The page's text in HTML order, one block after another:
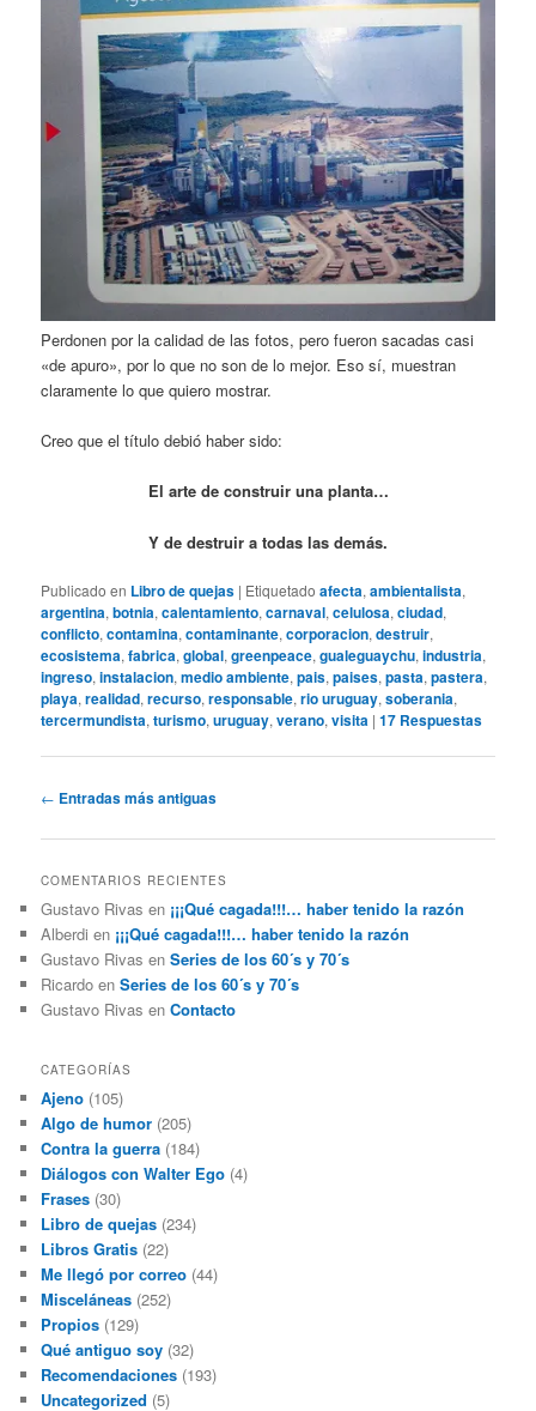
Perdonen por la calidad de las fotos, pero fueron sacadas casi
«de apuro», por lo que no son de lo mejor. Eso sí, muestran
claramente lo que quiero mostrar.
Creo que el título debió haber sido:
El arte de construir una planta…
Y de destruir a todas las demás.
Publicado en Libro de quejas | Etiquetado afecta,ambientalista,
argentina,botnia,calentamiento,carnaval,celulosa,ciudad,
conflicto,contamina,contaminante,corporacion,destruir,
ecosistema,fabrica,global,greenpeace,gualeguaychu,industria,
ingreso,instalacion,medio ambiente,pais,paises,pasta,pastera,
playa,realidad,recurso,responsable,rio uruguay,soberania,
tercermundista,turismo,uruguay,verano,visita |17 Respuestas
Navegación
entradas
← Entradas más antiguas
COMENTARIOS RECIENTES
Gustavo Rivas en ¡¡¡Qué cagada!!!… haber tenido la razón
Alberdi en ¡¡¡Qué cagada!!!… haber tenido la razón
Gustavo Rivas enSeries de los 60´s y 70´s
Ricardo enSeries de los 60´s y 70´s
Gustavo Rivas enContacto
CATEGORÍAS
Ajeno (105)
Algo de humor (205)
Contra la guerra (184)
Diálogos con Walter Ego (4)
Frases (30)
Libro de quejas (234)
Libros Gratis (22)
Me llegó por correo (44)
Misceláneas (252)
Propios (129)
Qué antiguo soy (32)
Recomendaciones (193)
Uncategorized (5)